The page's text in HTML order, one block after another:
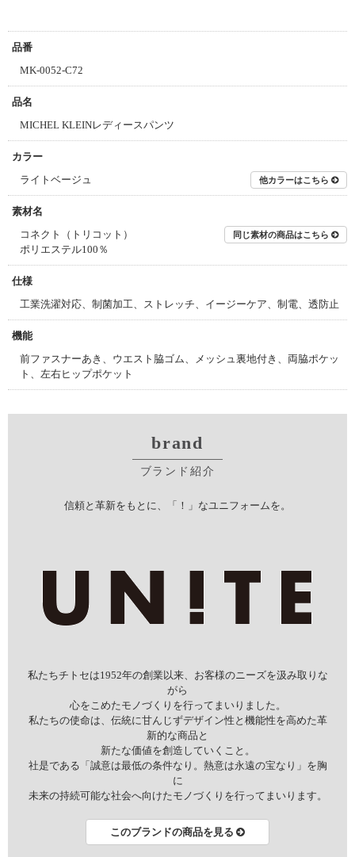
品番
MK-0052-C72
品名
MICHEL KLEINレディースパンツ
カラー
ライトベージュ
他カラーはこちら
素材名
コネクト（トリコット）
ポリエステル100％
同じ素材の商品はこちら
仕様
工業洗濯対応、制菌加工、ストレッチ、イージーケア、制電、透防止
機能
前ファスナーあき、ウエスト脇ゴム、メッシュ裏地付き、両脇ポケッ
ト、左右ヒップポケット
brand
ブランド紹介
信頼と革新をもとに、「！」なユニフォームを。
私たちチトセは1952年の創業以来、お客様のニーズを汲み取りな
がら
心をこめたモノづくりを行ってまいりました。
私たちの使命は、伝統に甘んじずデザイン性と機能性を高めた革
新的な商品と
新たな価値を創造していくこと。
社是である「誠意は最低の条件なり。熱意は永遠の宝なり」を胸
に
未来の持続可能な社会へ向けたモノづくりを行ってまいります。
このブランドの商品を見る